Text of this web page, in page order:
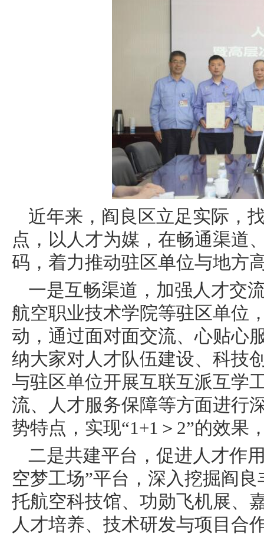
近年来，阎良区立足实际，
点，以人才为媒，在畅通渠道
码，着力推动驻区单位与地方
一是互畅渠道，加强人才交
航空职业技术学院等驻区单位
动，通过面对面交流、心贴心
纳大家对人才队伍建设、科技
与驻区单位开展互联互派互学
流、人才服务保障等方面进行
势特点，实现“1+1＞2”的效果
二是共建平台，促进人才作
空梦工场”平台，深入挖掘阎
托航空科技馆、功勋飞机展、
人才培养、技术研发与项目合